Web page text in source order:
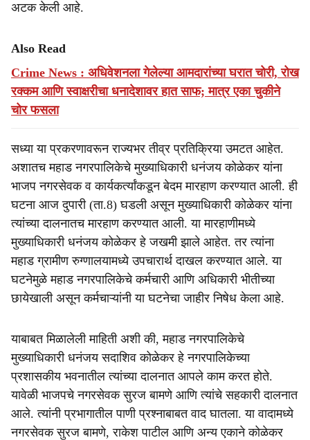
अटक केली आहे.
Also Read
Crime News : अधिवेशनला गेलेल्या आमदारांच्या घरात चोरी, रोख
रक्कम आणि स्वाक्षरीचा धनादेशावर हात साफ; मात्र एका चुकीने
चोर फसला
सध्या या प्रकरणावरून राज्यभर तीव्र प्रतिक्रिया उमटत आहेत.
अशातच महाड नगरपालिकेचे मुख्याधिकारी धनंजय कोळेकर यांना
भाजप नगरसेवक व कार्यकर्त्यांकडून बेदम मारहाण करण्यात आली. ही
घटना आज दुपारी (ता.8) घडली असून मुख्याधिकारी कोळेकर यांना
त्यांच्या दालनातच मारहाण करण्यात आली. या मारहाणीमध्ये
मुख्याधिकारी धनंजय कोळेकर हे जखमी झाले आहेत. तर त्यांना
महाड ग्रामीण रुग्णालयामध्ये उपचारार्थ दाखल करण्यात आले. या
घटनेमुळे महाड नगरपालिकेचे कर्मचारी आणि अधिकारी भीतीच्या
छायेखाली असून कर्मचाऱ्यांनी या घटनेचा जाहीर निषेध केला आहे.
याबाबत मिळालेली माहिती अशी की, महाड नगरपालिकेचे
मुख्याधिकारी धनंजय सदाशिव कोळेकर हे नगरपालिकेच्या
प्रशासकीय भवनातील त्यांच्या दालनात आपले काम करत होते.
यावेळी भाजपचे नगरसेवक सुरज बामणे आणि त्यांचे सहकारी दालनात
आले. त्यांनी प्रभागातील पाणी प्रश्नाबाबत वाद घातला. या वादामध्ये
नगरसेवक सुरज बामणे, राकेश पाटील आणि अन्य एकाने कोळेकर